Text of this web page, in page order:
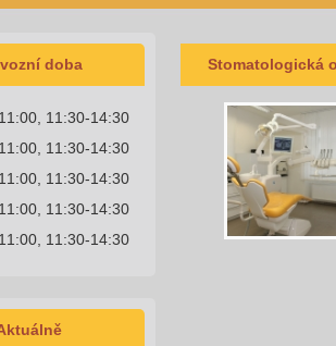
doba
11:30-14:30
11:30-14:30
11:30-14:30
11:30-14:30
11:30-14:30
Stomatologická